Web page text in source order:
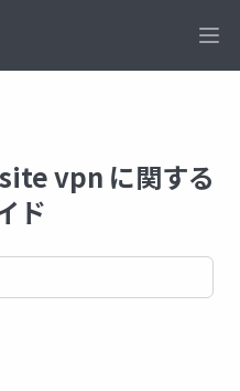
vpn に関する
ド